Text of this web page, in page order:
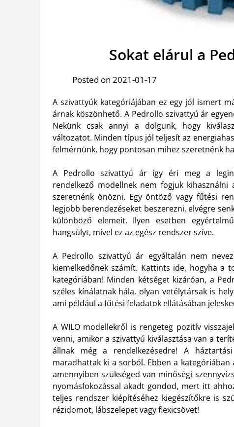
Sokat elárul a
Posted on 2021-01-17
A szivattyúk kategóriájában ez egy jól ismert
árnak köszönhető. A Pedrollo szivattyú ár
Nekünk csak annyi a dolgunk, hogy
változatot. Minden típus jól teljesít az
felmérnünk, hogy pontosan mihez szeretnénk
A Pedrollo szivattyú ár így éri meg a
rendelkező modellnek nem fogjuk
szeretnénk önözni. Egy öntöző vagy fűtési
legjobb berendezéseket beszerezni, elvégre
különböző elemeit. Ilyen esetben
hangsúlyt, mivel ez az egész rendszer szíve.
A Pedrollo szivattyú ár egyáltalán nem
kiemelkedőnek számít. Kattints ide, hogyha a
kategóriában! Minden kétséget kizáróan, a
széles kínálatnak hála, olyan vetélytársak is
ami például a fűtési feladatok ellátásában
A WILO modellekről is rengeteg pozitív
venni, amikor a szivattyú kiválasztása van a
állnak még a rendelkezésedre! A
maradhattak ki a sorból. Ebben a
amennyiben szükséged van minőségi
nyomásfokozással akadt gondod, mert itt
teljes rendszer kiépítéséhez kiegészítőkre is
rézidomot, lábszelepet vagy flexicsövet!